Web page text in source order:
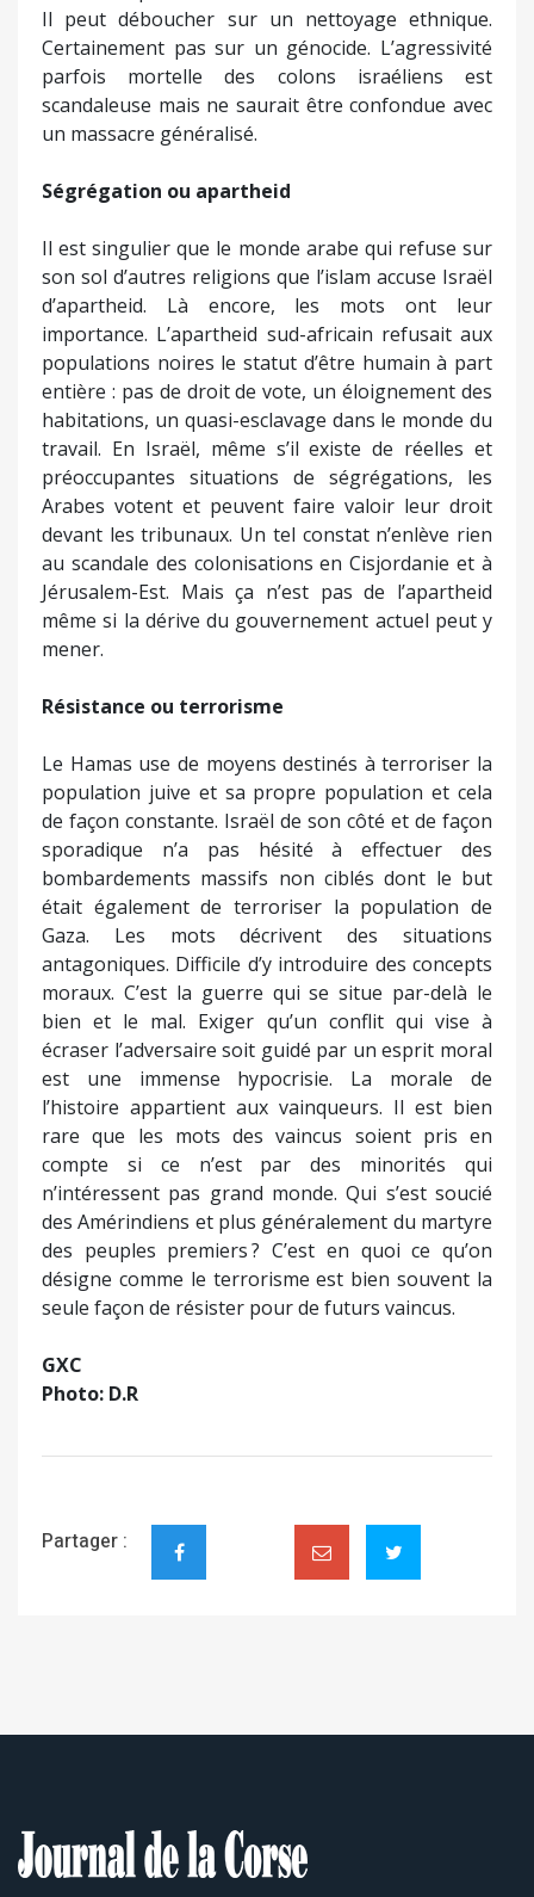
Il peut déboucher sur un nettoyage ethnique.
Certainement pas sur un génocide. L’agressivité
parfois mortelle des colons israéliens est
scandaleuse mais ne saurait être confondue avec
un massacre généralisé.
Ségrégation ou apartheid
Il est singulier que le monde arabe qui refuse sur
son sol d’autres religions que l’islam accuse Israël
d’apartheid. Là encore, les mots ont leur
importance. L’apartheid sud-africain refusait aux
populations noires le statut d’être humain à part
entière : pas de droit de vote, un éloignement des
habitations, un quasi-esclavage dans le monde du
travail. En Israël, même s’il existe de réelles et
préoccupantes situations de ségrégations, les
Arabes votent et peuvent faire valoir leur droit
devant les tribunaux. Un tel constat n’enlève rien
au scandale des colonisations en Cisjordanie et à
Jérusalem-Est. Mais ça n’est pas de l’apartheid
même si la dérive du gouvernement actuel peut y
mener.
Résistance ou terrorisme
Le Hamas use de moyens destinés à terroriser la
population juive et sa propre population et cela
de façon constante. Israël de son côté et de façon
sporadique n’a pas hésité à effectuer des
bombardements massifs non ciblés dont le but
était également de terroriser la population de
Gaza. Les mots décrivent des situations
antagoniques. Difficile d’y introduire des concepts
moraux. C’est la guerre qui se situe par-delà le
bien et le mal. Exiger qu’un conflit qui vise à
écraser l’adversaire soit guidé par un esprit moral
est une immense hypocrisie. La morale de
l’histoire appartient aux vainqueurs. Il est bien
rare que les mots des vaincus soient pris en
compte si ce n’est par des minorités qui
n’intéressent pas grand monde. Qui s’est soucié
des Amérindiens et plus généralement du martyre
des peuples premiers ? C’est en quoi ce qu’on
désigne comme le terrorisme est bien souvent la
seule façon de résister pour de futurs vaincus.
GXC
Photo: D.R
Partager :